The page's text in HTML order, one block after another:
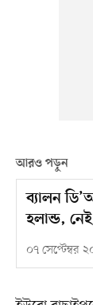
আরও পড়ুন
ব্যালন
হলান্ড,
০৭ সেপ্টেম্বর